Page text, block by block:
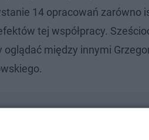
14 opracowań zarówno
tej współpracy.
między innymi
miliony.